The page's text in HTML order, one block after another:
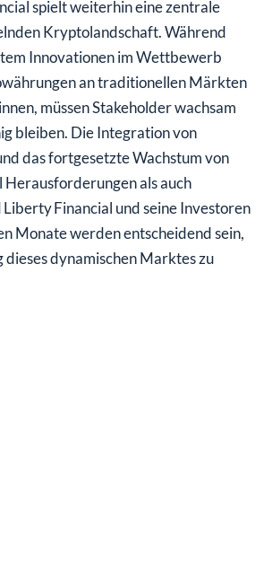
spielt weiterhin eine zentrale
Kryptolandschaft. Während
Innovationen im Wettbewerb
an traditionellen Märkten
müssen Stakeholder wachsam
bleiben. Die Integration von
das fortgesetzte Wachstum von
Herausforderungen als auch
Financial und seine Investoren
Monate werden entscheidend sein,
dieses dynamischen Marktes zu